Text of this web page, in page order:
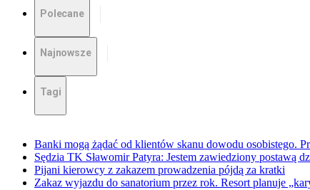
Polecane
Najnowsze
Tagi
Banki mogą żądać od klientów skanu dowodu osobistego.
Sędzia TK Sławomir Patyra: Jestem zawiedziony postawą
Pijani kierowcy z zakazem prowadzenia pójdą za kratki
Zakaz wyjazdu do sanatorium przez rok. Resort planuje